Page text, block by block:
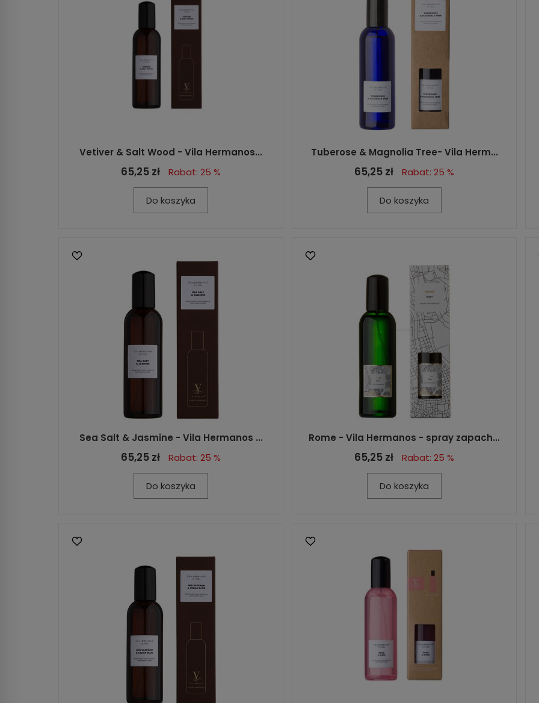
Vetiver & Salt Wood - Vila Hermanos...
65,25 zł Rabat: 25 %
Do koszyka
Tuberose & Magnolia Tree- Vila Herm...
65,25 zł Rabat: 25 %
Do koszyka
Sea Salt & Jasmine - Vila Hermanos ...
65,25 zł Rabat: 25 %
Do koszyka
Rome - Vila Hermanos - spray zapach...
65,25 zł Rabat: 25 %
Do koszyka